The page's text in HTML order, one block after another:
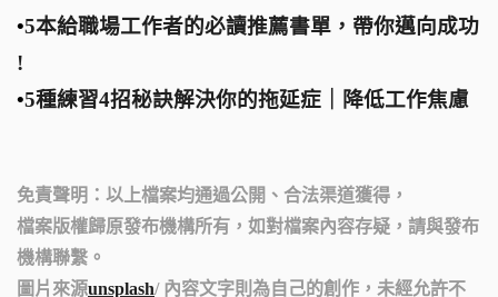
•5本給職場工作者的必讀推薦書單，帶你邁向成功
!
•5種練習4招秘訣解決你的拖延症｜降低工作焦慮
免責聲明：以上檔案均通過公開、合法渠道獲得，
檔案版權歸原發布機構所有，如對檔案內容存疑，請與發布
機構聯繫。
圖片來源unsplash/ 內容文字則為自己的創作， 未經允許不